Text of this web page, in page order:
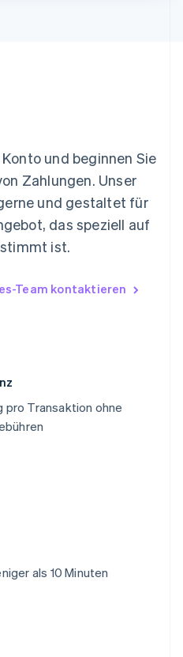
und beginnen Sie
Zahlungen. Unser
und gestaltet für
das speziell auf
ist.
Team kontaktieren
Transaktion ohne
als 10 Minuten
Hongkong,